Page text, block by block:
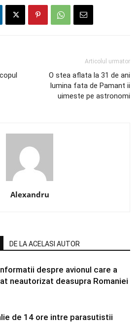
Articolul urmator
O stea aflata la 31 de ani
lumina fata de Pamant ii
uimeste pe astronomi
Alexandru
DE LA ACELASI AUTOR
despre avionul care a
neautorizat deasupra Romaniei
de 14 ore intre parasutistii